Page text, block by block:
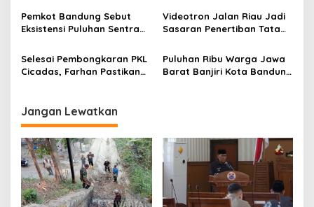
s
Global
Pemerintahan
Pemkot Bandung Sebut
Eksistensi Puluhan Sentra
PDRB Terbesar
Videotron Jalan Riau Jadi
Sasaran Penertiban Tata
Selesai Pembongkaran PKL
Cicadas, Farhan Pastikan
Puluhan Ribu Warga Jawa
Barat Banjiri Kota Bandung
Jangan Lewatkan